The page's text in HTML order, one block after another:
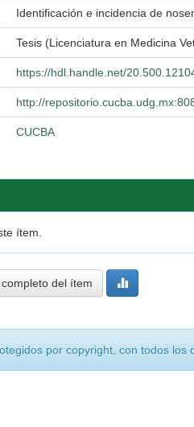
Identificación e incidencia de
Tesis (Licenciatura en Medicina
https://hdl.handle.net/
http://
CUCBA
ítem.
del ítem
por copyright, con todos